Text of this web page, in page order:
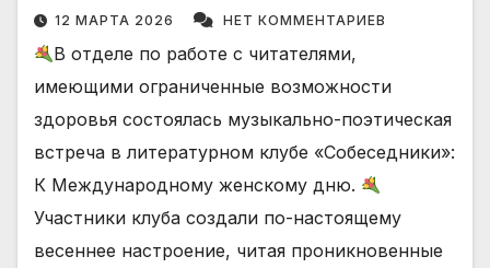
12 МАРТА 2026 НЕТ КОММЕНТАРИЕВ
В отделе по работе с читателями,
имеющими ограниченные возможности
здоровья состоялась музыкально-поэтическая
встреча в литературном клубе «Собеседники»:
К Международному женскому дню.
Участники клуба создали по-настоящему
весеннее настроение, читая проникновенные